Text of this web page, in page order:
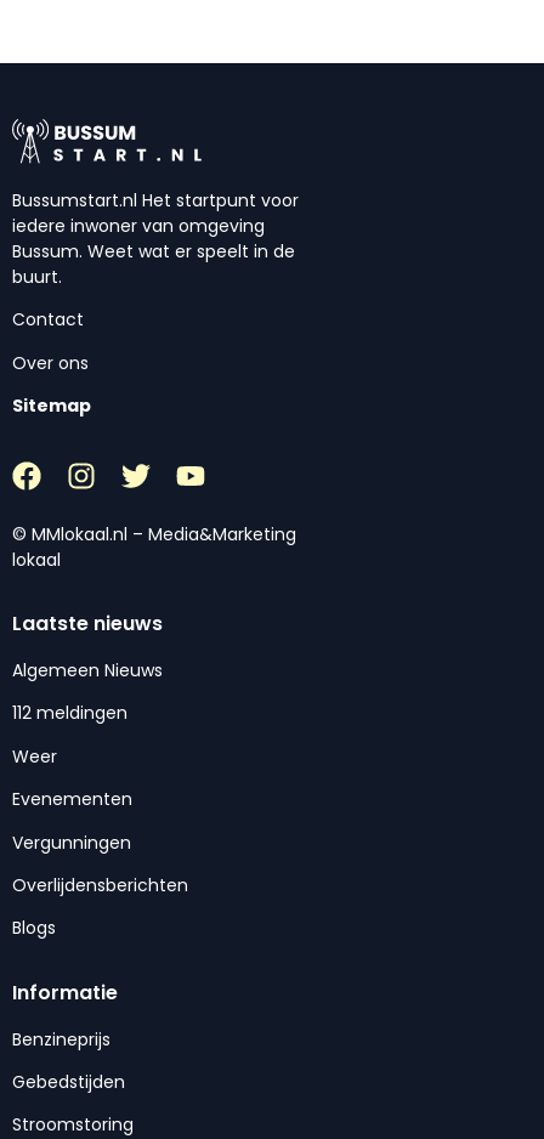
Bussumstart.nl Het startpunt voor
iedere inwoner van omgeving
Bussum. Weet wat er speelt in de
buurt.
Contact
Over ons
Sitemap
© MMlokaal.nl – Media&Marketing
lokaal
Laatste nieuws
Algemeen Nieuws
112 meldingen
Weer
Evenementen
Vergunningen
Overlijdensberichten
Blogs
Informatie
Benzineprijs
Gebedstijden
Stroomstoring